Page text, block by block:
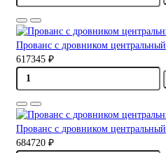
Прованс с дровником
617345 ₽
Прованс с дровником
684720 ₽